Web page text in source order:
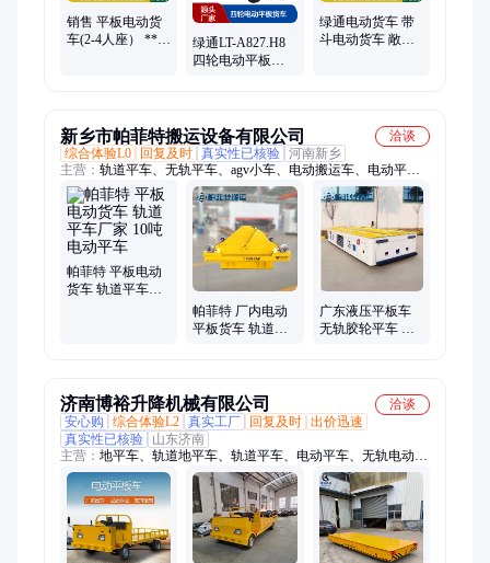
销售 平板电动货
车(2-4人座） ***
绿通LT-A827.H8
四轮电动平板货
绿通电动货车 带
斗电动货车 敞开
新乡市帕菲特搬运设备有限公司
洽谈
综合体验L0
回复及时 真实性已核验 河南新乡
主营： 轨道平车、无轨平车、agv小车、电动搬运车、电动平
车、平板拖车、车间电动平板货车、轨道平板车、物流台车、钢
包车、地跨车、搬运车
帕菲特 平板电动
货车 轨道平车厂
帕菲特 厂内电动
平板货车 轨道转
广东液压平板车
无轨胶轮平车 电
济南博裕升降机械有限公司
洽谈
安心购
综合体验L2 真实工厂 回复及时 出价迅速
真实性已核验
山东济南
主营： 地平车、轨道地平车、轨道平车、电动平车、无轨电动平
车、轨道电动平车、防爆电动平车、升降电动平车、旋转电动平
车、定制电动平车、平板拖车、横移电动平车、轨道平板车、电
动平台车、电动地平车、蓄电池轨道平板车、升降平台、轨道转
盘、汽车转盘、升降舞台、货梯、AGV、过跨车、无轨胶轮平
车